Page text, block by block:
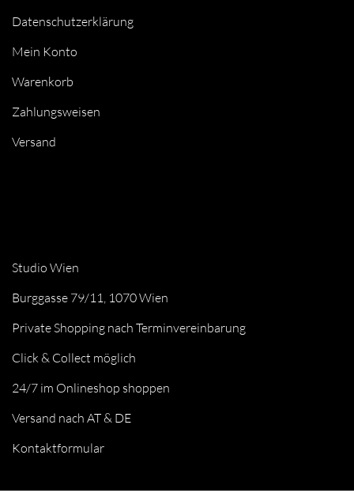
Datenschutzerklärung
Mein Konto
Warenkorb
Zahlungsweisen
Versand
Studio Wien
Burggasse 79/11, 1070 Wien
Private Shopping nach Terminvereinbarung
Click & Collect möglich
24/7 im Onlineshop shoppen
Versand nach AT & DE
Kontaktformular